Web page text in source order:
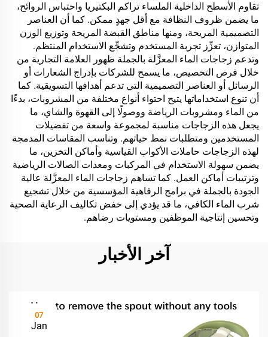
تقاوم الأسطح الداخلية الملساء تراكم البكتيريا واحتباس الروائح،
ما يضمن ظروف النظافة مع أقل جهدٍ ممكن. كما أن العناصر
التصميمية المريحة، ومنها مناطق القبضة المريحة وتوزيع الوزن
المتوازن، تعزِّز تجربة المستخدم وتشجِّع الاستخدام المنتظم.
وتدعم زجاجات الماء المعزَّلة بالجملة ظهور العلامة التجارية من
خلال فرص التخصيص، ما يسمح للشركات بإدراج الشعارات أو
الرسائل أو العناصر التصميمية التي تدعم أهدافها التسويقية. كما
أن تنوع استخداماتها يتيح احتواء أنواع مختلفة من المشروبات، بدءًا
من الماء ومشروبات الرياضة ووصولًا إلى القهوة والشاي، ما
يجعل هذه الزجاجات مناسبة لمجموعة واسعة من تفضيلات
المستخدمين ومتطلبات نمط حياتهم. وتناسب المقاسات المدمجة
لهذه الزجاجات حاملات الأكواب القياسية وأماكن التخزين، ما
يضمن سهولة الاستخدام في المركبات ومعدات الصالات الرياضية
وترتيبات أماكن العمل. كما تساهم زجاجات الماء المعزَّلة عالية
الجودة بالجملة في برامج الرفاهية المؤسسية من خلال تشجيع
شرب الماء الكافي، ما قد يؤدي إلى خفض تكاليف الرعاية الصحية
وتحسين إنتاجية الموظفين ومستويات رضاهم.
آخر الأخبار
07
Jan